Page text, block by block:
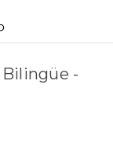
Bilingüe -